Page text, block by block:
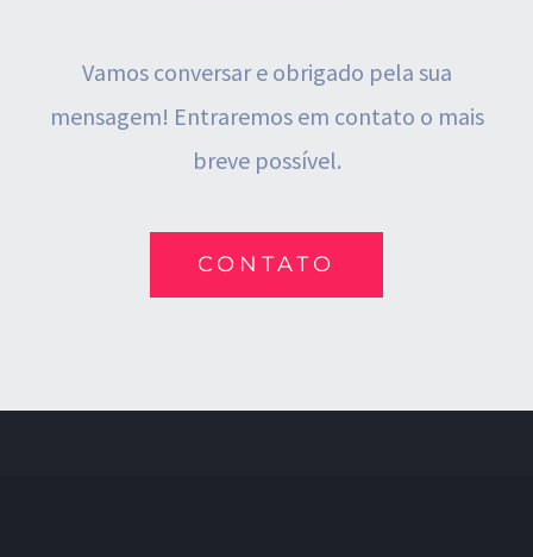
Vamos conversar e obrigado pela sua
mensagem! Entraremos em contato o mais
breve possível.
CONTATO